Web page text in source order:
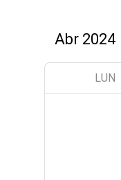
LUN